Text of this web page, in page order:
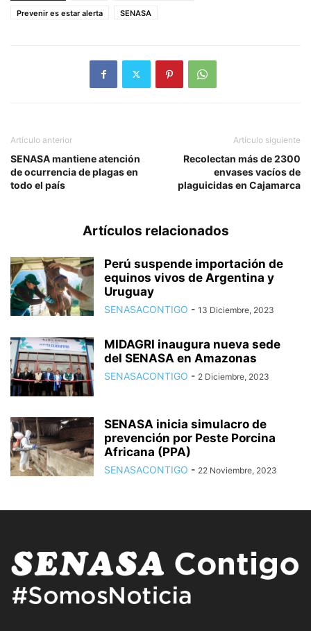
Prevenir es estar alerta
SENASA
Artículo anterior
SENASA mantiene atención
de ocurrencia de plagas en
todo el país
Artículo siguiente
Recolectan más de 2300
envases vacíos de
plaguicidas en Cajamarca
Artículos relacionados
Perú suspende importación de
equinos vivos de Argentina y
Uruguay
SENASACONTIGO - 13 Diciembre, 2023
MIDAGRI inaugura nueva sede
del SENASA en Amazonas
SENASACONTIGO - 2 Diciembre, 2023
SENASA inicia simulacro de
prevención por Peste Porcina
Africana (PPA)
SENASACONTIGO - 22 Noviembre, 2023